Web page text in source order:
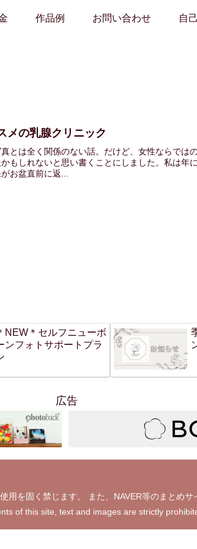
作品例 お問い合わせ 自
メの乳腺クリニック
とは全く関係のない話。だけど、女性ならでは
もしれないと思い書くことにしました。私は年
お盆直前に返...
NEW＊セルフニューボ
ンフォトサポートプラ
広告
用を固く禁じます。 また、NAVER等のまとめサ
of this site, text and images are strictly